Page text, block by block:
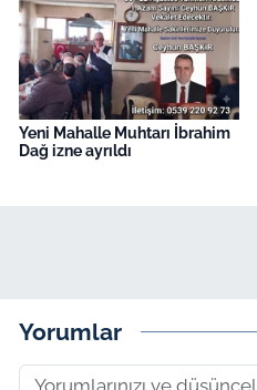
Yeni Mahalle Muhtarı İbrahim
Dağ izne ayrıldı
Yorumlar